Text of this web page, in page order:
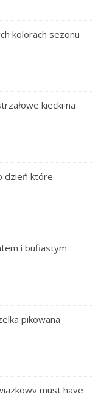
kolorach sezonu
kiecki na
dzień które
i bufiastym
pikowana
must have